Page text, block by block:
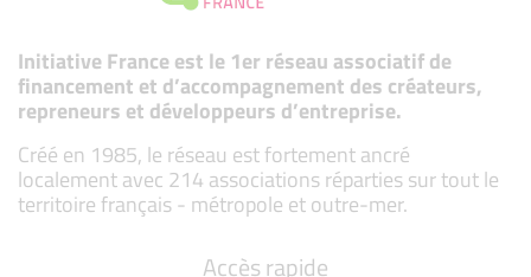
Initiative France est le 1er réseau associatif de
financement et d’accompagnement des créateurs,
repreneurs et développeurs d’entreprise.
Créé en 1985, le réseau est fortement ancré
localement avec 214 associations réparties sur tout le
territoire français - métropole et outre-mer.
Accès rapide